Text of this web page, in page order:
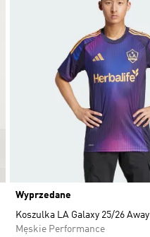
Wyprzedane
Koszulka LA Galaxy 25/26 Away
Męskie Performance